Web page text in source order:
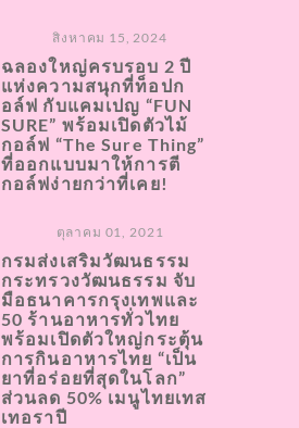
สิงหาคม 15, 2024
ฉลองใหญ่ครบรอบ 2 ปี
แห่งความสนุกที่ท็อปก
อล์ฟ กับแคมเปญ “FUN
SURE” พร้อมเปิดตัวไม้
กอล์ฟ “The Sure Thing”
ที่ออกแบบมาให้การตี
กอล์ฟง่ายกว่าที่เคย!
ตุลาคม 01, 2021
กรมส่งเสริมวัฒนธรรม
กระทรวงวัฒนธรรม จับ
มือธนาคารกรุงเทพและ
50 ร้านอาหารทั่วไทย
พร้อมเปิดตัวใหญ่กระตุ้น
การกินอาหารไทย “เป็น
ยาที่อร่อยที่สุดในโลก”
ส่วนลด 50% เมนูไทยเทส
เทอราปี